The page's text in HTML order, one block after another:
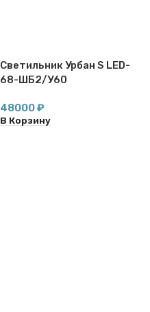
Светильник Урбан S LED-
68-ШБ2/У60
48000₽
В Корзину